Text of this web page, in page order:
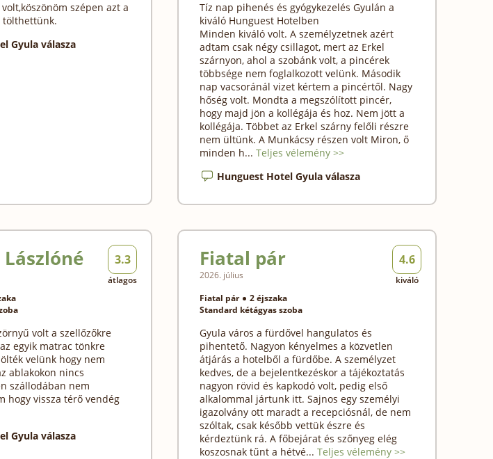
szépen azt a
Gyula válasza
Tíz nap pihenés és gyógykezelés Gyulán a
kiváló Hunguest Hotelben
Minden kiváló volt. A személyzetnek azért
adtam csak négy csillagot, mert az Erkel
szárnyon, ahol a szobánk volt, a pincérek
többsége nem foglalkozott velünk. Második
nap vacsoránál vizet kértem a pincértől. Nagy
hőség volt. Mondta a megszólított pincér,
hogy majd jön a kollégája és hoz. Nem jött a
kollégája. Többet az Erkel szárny felőli részre
nem ültünk. A Munkácsy részen volt Miron, ő
minden h... Teljes vélemény >>
Hunguest Hotel Gyula válasza
volt a szellőzőkre
egyik matrac tönkre
velünk hogy nem
ablakokon nincs
szállodában nem
hogy vissza térő vendég
Gyula válasza
3.3
átlagos
Fiatal pár
2026. július
Fiatal pár
2 éjszaka
Standard kétágyas szoba
Gyula város a fürdővel hangulatos és
pihentető. Nagyon kényelmes a közvetlen
átjárás a hotelből a fürdőbe. A személyzet
kedves, de a bejelentkezéskor a tájékoztatás
nagyon rövid és kapkodó volt, pedig első
alkalommal jártunk itt. Sajnos egy személyi
igazolvány ott maradt a recepciósnál, de nem
szóltak, csak később vettük észre és
kérdeztünk rá. A főbejárat és szőnyeg elég
koszosnak tűnt a hétvé... Teljes vélemény >>
4.6
kiváló